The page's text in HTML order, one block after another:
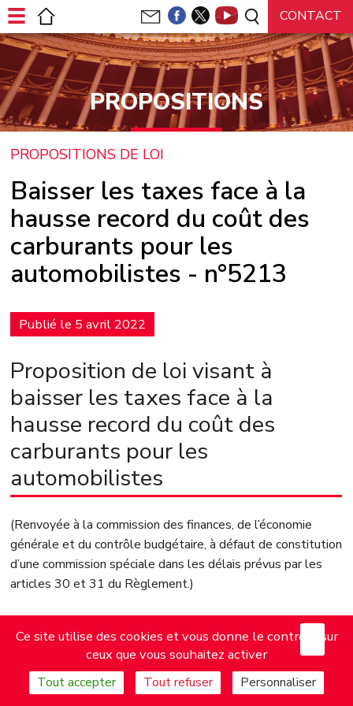
PROPOSITIONS
PROPOSITIONS DE LOI
Baisser les taxes face à la
hausse record du coût des
carburants pour les
automobilistes - n°5213
Publié le 5 avril 2022
Proposition de loi visant à
baisser les taxes face à la
hausse record du coût des
carburants pour les
automobilistes
(Renvoyée à la commission des finances, de l’économie
générale et du contrôle budgétaire, à défaut de constitution
d’une commission spéciale dans les délais prévus par les
articles 30 et 31 du Règlement.)
Alain BRUNEEL, Moetai BROTHERSON, Marie‑George
BUFFET, André CHASSAIGNE, Pierre DHARRÉVILLE,
Panneau de gestion des cookies
Ce site utilise des cookies et vous donne le contrôle sur
ceux que vous souhaitez activer
Tout accepter Tout refuser Personnaliser